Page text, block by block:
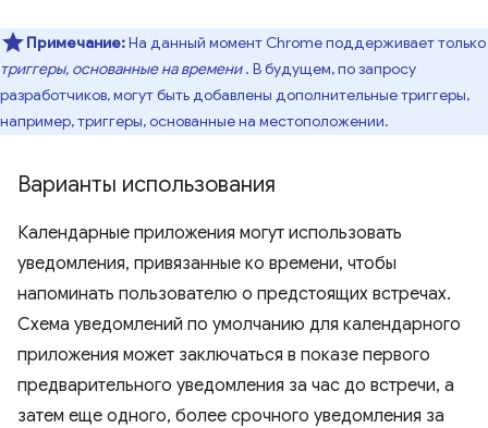
Примечание:На данный момент Chrome поддерживает только
триггеры, основанные на времени. В будущем, по запросу
разработчиков, могут быть добавлены дополнительные триггеры,
например, триггеры, основанные на местоположении.
Варианты использования
Календарные приложения могут использовать
уведомления, привязанные ко времени, чтобы
напоминать пользователю о предстоящих встречах.
Схема уведомлений по умолчанию для календарного
приложения может заключаться в показе первого
предварительного уведомления за час до встречи, а
затем еще одного, более срочного уведомления за